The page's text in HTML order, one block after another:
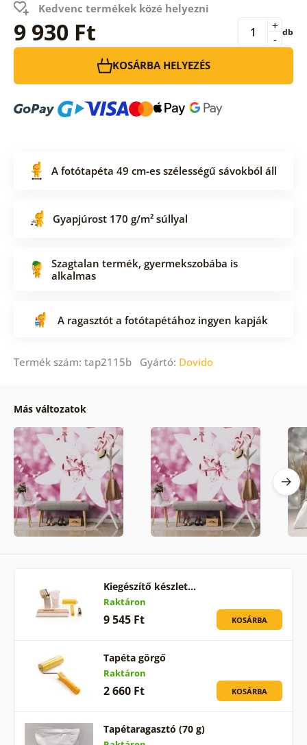
Kedvenc termékek közé helyezni
9 930 Ft -
+ db
KOSÁRBA HELYEZÉS
A fotótapéta 49 cm-es szélességű sávokból áll
Gyapjúrost 170 g/m² súllyal
Szagtalan termék, gyermekszobába is
alkalmas
A ragasztót a fotótapétához ingyen kapják
Termék szám: tap2115b Gyártó: Dovido
Más változatok
Kiegészítő készlet…
Raktáron
9 545 Ft KOSÁRBA
Tapéta görgő
Raktáron
2 660 Ft KOSÁRBA
Tapétaragasztó (70 g)